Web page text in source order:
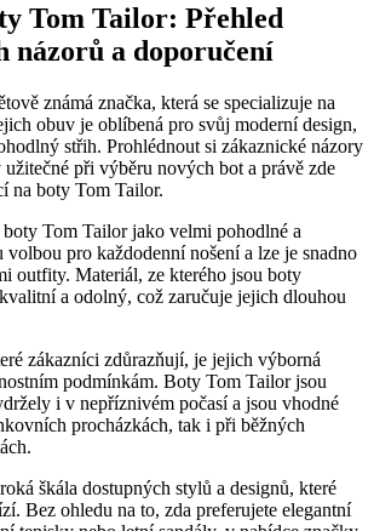
Tom⁢ Tailor:‌ Přehled
názorů a doporučení
‌známá značka, která ‍se specializuje‍ na
obuv je oblíbená pro svůj ⁢moderní​ design,
střih. Prohlédnout si zákaznické názory⁤
při výběru nových bot a právě zde
na boty Tom Tailor.
Tom⁣ Tailor⁤ jako velmi pohodlné a
volbou pro každodenní ⁢nošení ⁢a lze je snadno
​outfity. Materiál, ze kterého jsou boty
a ​odolný, což zaručuje ⁢jejich dlouhou
zákazníci‍ zdůrazňují, je ⁤jejich výborná
podmínkám. Boty Tom Tailor⁢ jsou
‌i ⁣v nepříznivém počasí a jsou vhodné
procházkách, ⁢tak i při ⁣běžných⁢
škála dostupných stylů a designů, které
Bez ohledu ⁢na ⁣to, zda preferujete elegantní